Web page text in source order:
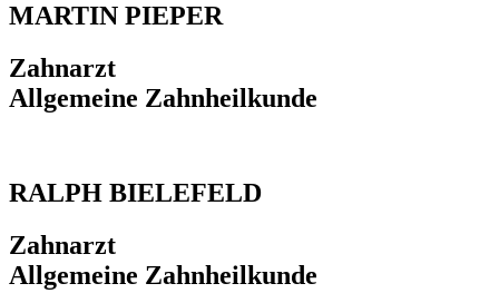
MARTIN PIEPER
Zahnarzt
Allgemeine Zahnheilkunde
RALPH BIELEFELD
Zahnarzt
Allgemeine Zahnheilkunde